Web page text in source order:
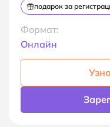
подарок за
Формат:
Онлайн